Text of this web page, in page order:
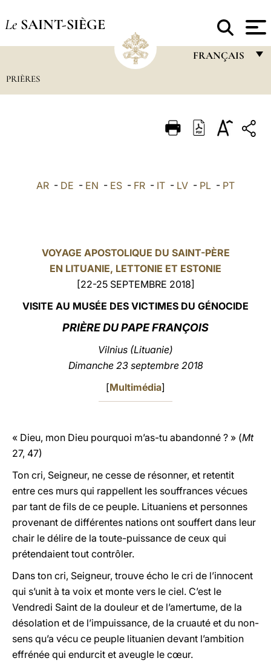
Le SAINT-SIÈGE
FRANÇAIS
ITALIANO
العربيّة
中文
LATINE
PRIÈRES
AR - DE - EN - ES - FR - IT - LV - PL - PT
VOYAGE APOSTOLIQUE DU SAINT-PÈRE
EN LITUANIE, LETTONIE ET ESTONIE
[22-25 SEPTEMBRE 2018]
VISITE AU MUSÉE DES VICTIMES DU GÉNOCIDE
PRIÈRE DU PAPE FRANÇOIS
Vilnius (Lituanie)
Dimanche 23 septembre 2018
[Multimédia]
« Dieu, mon Dieu pourquoi m’as-tu abandonné ? » (Mt
27, 47)
Ton cri, Seigneur, ne cesse de résonner, et retentit
entre ces murs qui rappellent les souffrances vécues
par tant de fils de ce peuple. Lituaniens et personnes
provenant de différentes nations ont souffert dans leur
chair le délire de la toute-puissance de ceux qui
prétendaient tout contrôler.
Dans ton cri, Seigneur, trouve écho le cri de l’innocent
qui s’unit à ta voix et monte vers le ciel. C’est le
Vendredi Saint de la douleur et de l’amertume, de la
désolation et de l’impuissance, de la cruauté et du non-
sens qu’a vécu ce peuple lituanien devant l’ambition
effrénée qui endurcit et aveugle le cœur.